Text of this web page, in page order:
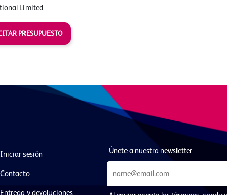
Limited
PRESUPUESTO
Iniciar sesión
Contacto
Entrega y devoluciones
Únete a nuestra newsletter